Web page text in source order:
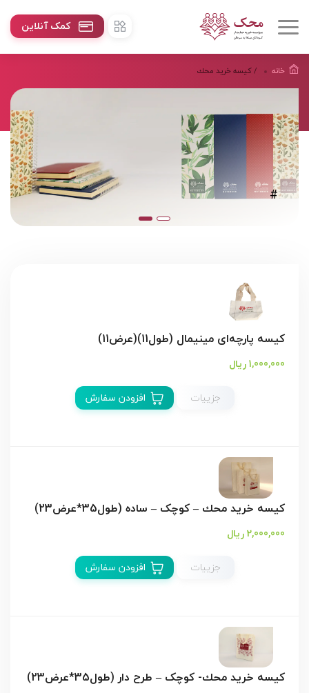
کمک آنلاین
خانه / کیسه خريد محك
#
کیسه پارچه‌ای مینیمال (طول11)(عرض11)
1,000,000 ریال
جزییات
افزودن سفارش
کیسه خريد محك – کوچک – ساده (طول35*عرض23)
2,000,000 ریال
جزییات
افزودن سفارش
کیسه خريد محك- کوچک – طرح دار (طول35*عرض23)